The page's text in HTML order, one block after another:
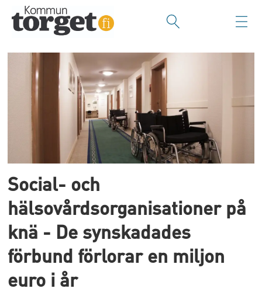
Tag:
soste
Social- och
hälsovårdsorganisationer på
knä - De synskadades
förbund förlorar en miljon
euro i år